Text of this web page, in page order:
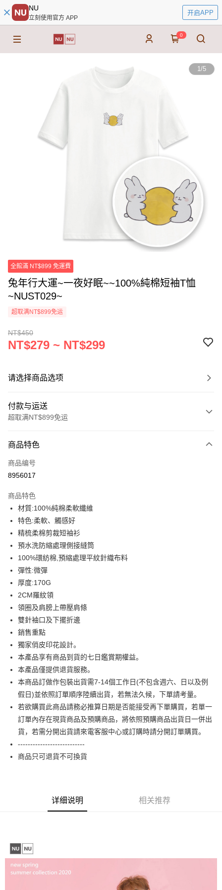
NU
立刻使用官方 APP
开启APP
0
1/5
全館滿 NT$899 免運費
兔年行大運~一夜好眠~~100%純棉短袖T恤
~NUST029~
超取满NT$899免运
NT$450
NT$279 ~ NT$299
请选择商品选项
付款与运送
超取满NT$899免运
信用卡一次付款
信用卡分期付款
合作金库商业银行
华南商业银行
上海商业储蓄银行
国泰世华商业银行
台湾中小企业银行
汇丰（台湾）商业银行
华泰商业银行
联邦商业银行
远东国际商业银行
元大商业银行
玉山商业银行
台新国际商业银行
台湾乐天信用卡公司
6期 0利率，每期
华南商业银行
上海商业储蓄银行
国泰世华商业银行
台湾中小企业银行
台中商业银行
汇丰（台湾）商业银行
联邦商业银行
元大商业银行
玉山商业银行
台新国际商业银行
台湾乐天信用卡公司
12期 0利率，每期 NT$23
合作金库商业银行
上海商业储蓄银行
国泰世华商业银行
兆丰国际商业银行
台湾中小企业银行
汇丰（台湾）商业银行
联邦商业银行
元大商业银行
玉山商业银行
台新国际商业银行
台湾乐天信用卡公司
超商取货付款
LINE Pay
Apple Pay
街口支付
悠遊付
Google Pay
Plus PAY
大哥付你分期
相关说明
【大哥付你分期使用说明】
1. 本服务由台湾大哥大提供，电信用户可立即使用无须另外申请。（限个人
月租型门号，不开放公司户及预付卡使用）
2. 付款方式选择 “大哥付你分期”，订单成立后会自动跳转到大哥付的交易流
程，验证手机门号后，选择欲分期的期数、缴款截止日，确认付款后即完成
交易。
4. 订单成立30分钟内，如未前往确认交易或遇审核未通过，订单将自动取
消。如遇 “转专审核”未通过状况，表示未达系统评分，恕无法说明评估内
2. 通过短信链接打开账单后，可选择 “超商条码／台湾大直营门市／银行转
账／街口支付／iPASS MONEY”等通路缴费。
本服务购买商品或服务，并由商店将买卖／分期付款买卖价金债权让与本公
司后，依约使用本公司账单缴交账款。
2. 基于同意付款使用 “大哥付你分期”之契约关系目的，商店将以您的个人资
料（包含姓名、电话或地址）提供予台湾大哥大进项收集、处理及利用，由
台湾大哥大与本人进行分期账单所需资料之确认、核对及更正。
AFTEE先享后付
相关说明
一、關於 AFTEE先享後付
1. 於付款方式選擇AFTEE先享後付，將跳出AFTEE先享後付手機驗證視
窗。
2. 進行簡訊驗證之後，即可完成結帳手續。
4. 下訂完成後，您的手機會收到一封繳費通知簡訊，APP會員則會收到
請留意繳費期限為 14 天。唯有下載 AFTEE App 成為 AFTEE 會員者方能享
有最長 45 天內付款之服務。
夠在期限內收到商品(例如:預購商品或預計到貨時間較長者)。因此無論收到
商品與否，仍需要請您在AFTEE規定的時間內完成繳費。
二、付款限制
1. 初次使用 AFTEE 時，將依認證結果及本公司審查結果，核予每個人不同
ATM付款
运送方式
付款後全家取貨
付款後7-11取貨
每笔NT$60，满NT$899(含以上)免运费
商品特色
商品编号
8956017
商品特色
材質:100%純棉柔軟纖維
特色:柔軟、觸感好
精梳柔棉剪裁短袖衫
預水洗防縮處理側接縫筒
100%環紡棉,預縮處理平紋針織布料
彈性:微彈
厚度:170G
2CM羅紋領
領圈及肩膀上帶壓肩條
雙針袖口及下擺折邊
銷售重點
獨家俏皮印花設計。
本產品享有商品到貨的七日鑑賞期權益。
本產品僅提供退貨服務。
本商品訂做作包裝出貨需7-14個工作日(不包含週六、日以及例
假日)並依照訂單順序陸續出貨，若無法久候，下單請考量。
若欲購買此商品請務必推算日期是否能接受再下單購買，若單一
訂單內存在現貨商品及預購商品，將依照預購商品出貨日一併出
貨，若需分開出貨請來電客服中心或訂購時請分開訂單購買。
---------------------------
商品只可退貨不可換貨
详细说明 相关推荐